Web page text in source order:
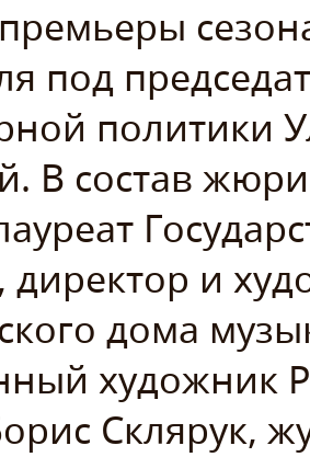
под
политики
В состав
и
дома
художник
Склярук,